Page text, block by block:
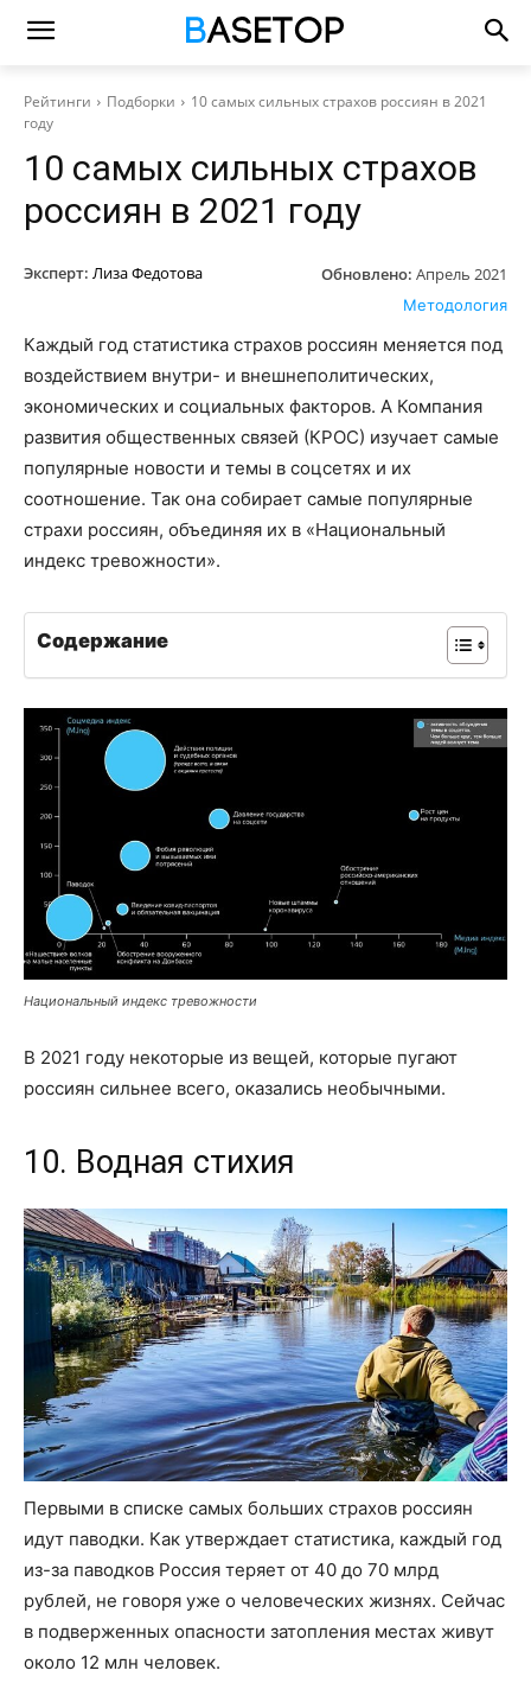
Рейтинги Подборки
10 самых сильных страхов россиян в 2021
году
10 самых сильных страхов
россиян в 2021 году
Эксперт: Лиза Федотова Обновлено: Апрель 2021
Методология
Каждый год статистика страхов россиян меняется под
воздействием внутри- и внешнеполитических,
экономических и социальных факторов. А Компания
развития общественных связей (КРОС) изучает самые
популярные новости и темы в соцсетях и их
соотношение. Так она собирает самые популярные
страхи россиян, объединяя их в «Национальный
индекс тревожности».
Содержание
Национальный индекс тревожности
В 2021 году некоторые из вещей, которые пугают
россиян сильнее всего, оказались необычными.
10. Водная стихия
Первыми в списке самых больших страхов россиян
идут паводки. Как утверждает статистика, каждый год
из-за паводков Россия теряет от 40 до 70 млрд
рублей, не говоря уже о человеческих жизнях. Сейчас
в подверженных опасности затопления местах живут
около 12 млн человек.